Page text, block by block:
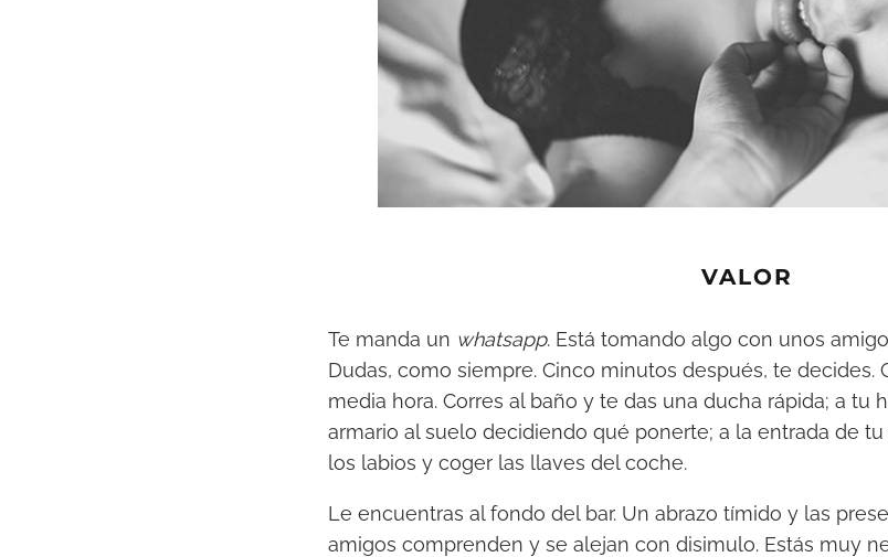
VALOR
Te manda un whatsapp. Está tomando algo con unos
Dudas, como siempre. Cinco minutos después, te decides.
media hora. Corres al baño y te das una ducha rápida; a tu
armario al suelo decidiendo qué ponerte; a la entrada de
los labios y coger las llaves del coche.
Le encuentras al fondo del bar. Un abrazo tímido y las
amigos comprenden y se alejan con disimulo. Estás muy